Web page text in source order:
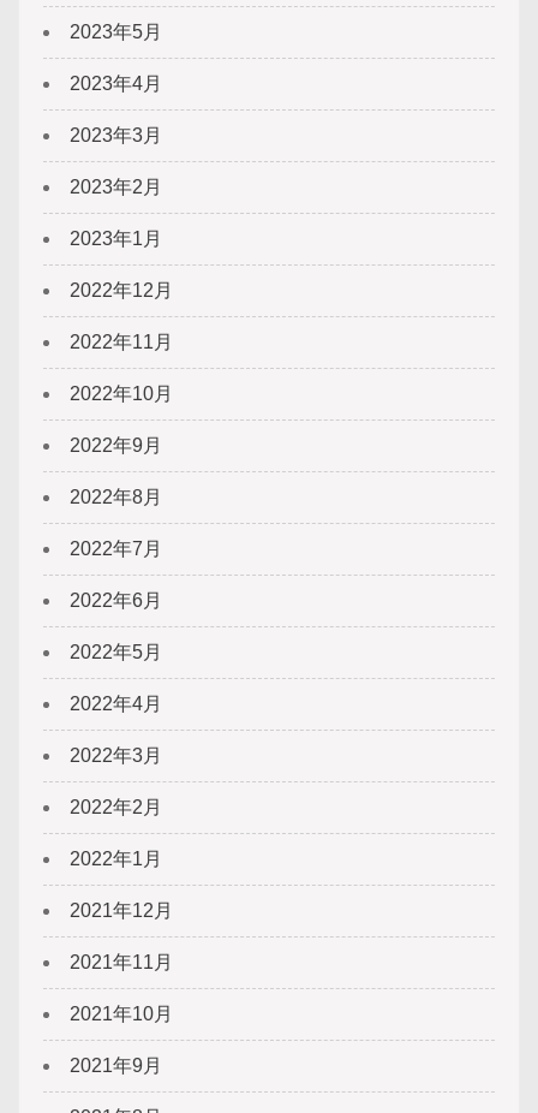
2023年5月
2023年4月
2023年3月
2023年2月
2023年1月
2022年12月
2022年11月
2022年10月
2022年9月
2022年8月
2022年7月
2022年6月
2022年5月
2022年4月
2022年3月
2022年2月
2022年1月
2021年12月
2021年11月
2021年10月
2021年9月